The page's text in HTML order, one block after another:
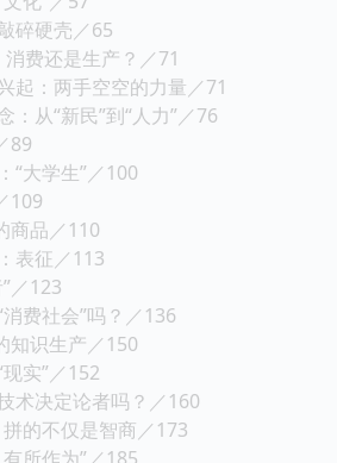
碎硬壳／65
消费还是生产？／71
起：两手空空的力量／71
：从“新民”到“人力”／76
89
“大学生”／100
109
商品／110
表征／113
／123
费社会”吗？／136
知识生产／150
实”／152
术决定论者吗？／160
的不仅是智商／173